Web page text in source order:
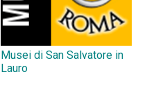
Musei di San Salvatore in
Lauro